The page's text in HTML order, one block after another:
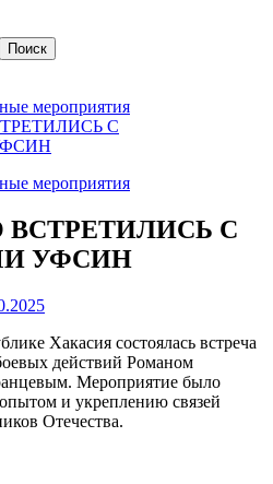
мероприятия
С
мероприятия
ВСТРЕТИЛИСЬ С
УФСИН
Хакасия состоялась встреча
действий Романом
Мероприятие было
и укреплению связей
Отечества.